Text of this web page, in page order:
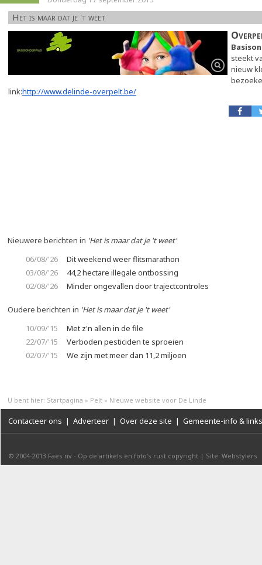
Het is maar dat je 't weet
steekt
nieuw
link:http://www.delinde-overpelt.be/
Nieuwere berichten in 'Het is maar dat je 't weet'
06/08/'26
Dit weekend weer flitsmarathon
03/08/'26
44,2 hectare illegale ontbossing
02/08/'26
Minder ongevallen door trajectcontroles
Oudere berichten in 'Het is maar dat je 't weet'
10/09/'15
Met z'n allen in de file
22/07/'15
Verboden pesticiden te sproeien
02/07/'15
We zijn met meer dan 11,2 miljoen
U bent hier: Startpagina » Pelt » Nieuwe website voor De Linde
Contacteer ons | Adverteer | Over deze site | Gemeente-info & links
© 2004-2013 Faes nv - Op de artikels en foto’s rust copyright | Site: Webstylers